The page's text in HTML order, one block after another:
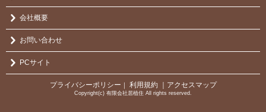
会社概要
お問い合わせ
PCサイト
プライバシーポリシー ｜ 利用規約 ｜アクセスマップ
Copyright(c) 有限会社居植住 All rights reserved.